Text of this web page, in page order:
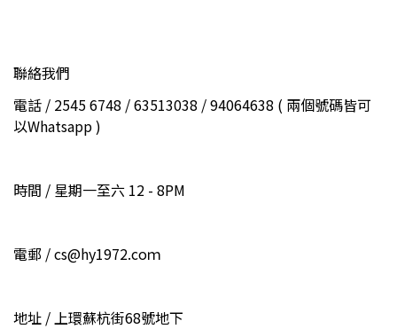
聯絡我們
電話 / 2545 6748 / 63513038 / 94064638 ( 兩個號碼皆可
以Whatsapp )
時間 / 星期一至六 12 - 8PM
電郵 / cs@hy1972.coｍ
地址 / 上環蘇杭街68號地下